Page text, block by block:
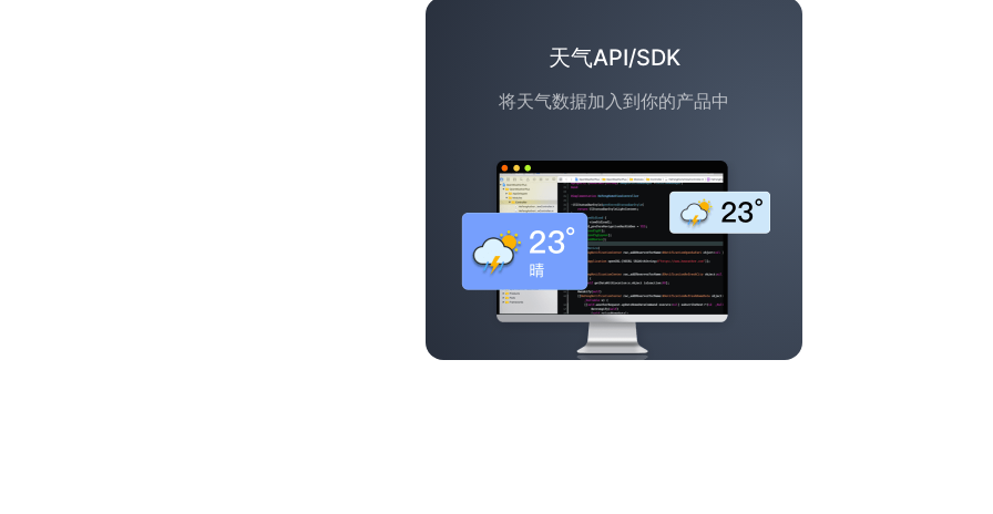
天气API/SDK
将天气数据加入到你的产品中